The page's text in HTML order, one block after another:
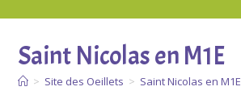
Saint Nicolas en M1E
> Site des Oeillets > Saint Nicolas en M1E